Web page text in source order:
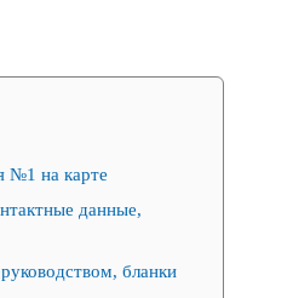
№1 на карте
данные,
бланки